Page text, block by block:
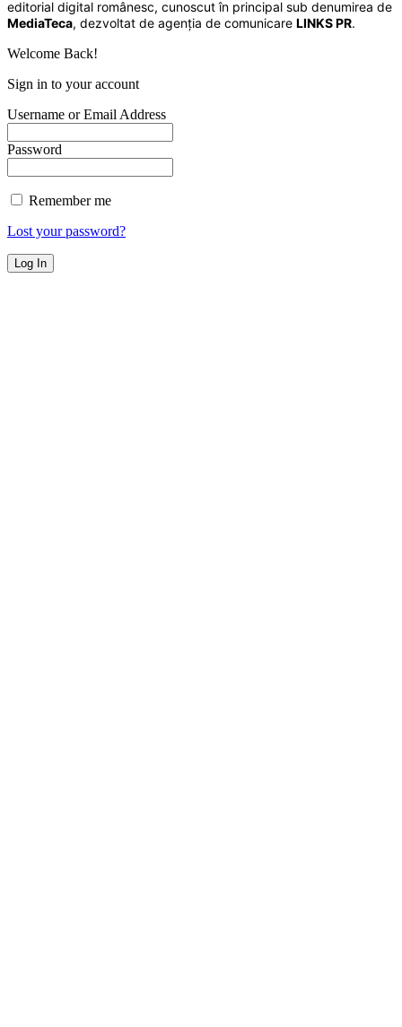
editorial digital românesc, cunoscut în principal sub denumirea de
MediaTeca, dezvoltat de agenția de comunicare LINKS PR.
Welcome Back!
Sign in to your account
Username or Email Address
Password
Remember me
Lost your password?